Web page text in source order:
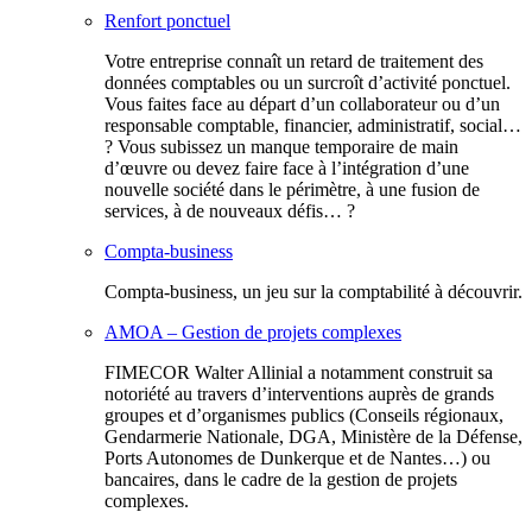
Renfort ponctuel
Votre entreprise connaît un retard de traitement des
données comptables ou un surcroît d’activité ponctuel.
Vous faites face au départ d’un collaborateur ou d’un
responsable comptable, financier, administratif, social…
? Vous subissez un manque temporaire de main
d’œuvre ou devez faire face à l’intégration d’une
nouvelle société dans le périmètre, à une fusion de
services, à de nouveaux défis… ?
Compta-business
Compta-business, un jeu sur la comptabilité à découvrir.
AMOA – Gestion de projets complexes
FIMECOR Walter Allinial a notamment construit sa
notoriété au travers d’interventions auprès de grands
groupes et d’organismes publics (Conseils régionaux,
Gendarmerie Nationale, DGA, Ministère de la Défense,
Ports Autonomes de Dunkerque et de Nantes…) ou
bancaires, dans le cadre de la gestion de projets
complexes.